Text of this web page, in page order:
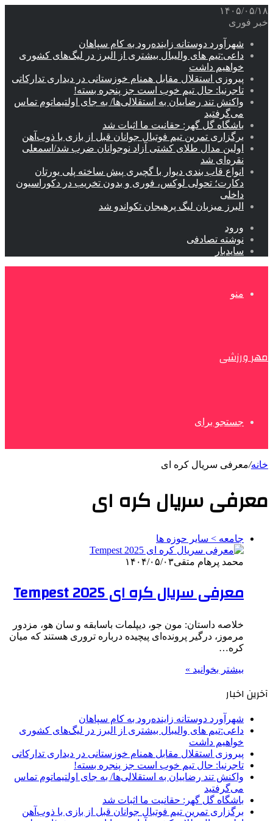
۱۴۰۵/۰۵/۱۸
خبر فوری
شهرآورد دوستانه زاینده‌رود به کام سپاهان
داعی:تیم های والیبال بیشتری از البرز در لیگ‌های کشوری
خواهیم داشت
پیروزی استقلال مقابل همنام خوزستانی در دیداری تدارکاتی
تاجرنیا: حال تیم خوب است جز پنجره بسته!
واکنش تند رضاییان به استقلالی‌ها/ به جای اولتیماتوم تماس
می‌گرفتید
باشگاه گل گهر: حقانیت ما اثبات شد
برگزاری تمرین تیم فوتبال جوانان قبل از بازی با ذوب‌آهن
اولین مدال طلای کشتی آزاد نوجوانان ضرب شد/اسمعلی
نقره‌ای شد
انواع قاب بندی دیوار با گچبری پیش ساخته پلی یورتان
دکارت؛ تحولی لوکس، فوری و بدون تخریب در دکوراسیون
داخلی
البرز میزبان لیگ پرهیجان تکواندو شد
ورود
نوشته تصادفی
سایدبار
منو
مهر ورزشی
جستجو برای
خانه/معرفی سریال کره ای
معرفی سریال کره ای
جامعه > سایر حوزه ها
محمد پرهام متقی۱۴۰۴/۰۵/۰۳
معرفی سریال کره ای Tempest 2025
خلاصه داستان: مون جو، دیپلمات باسابقه و سان هو، مزدور
مرموز، درگیر پرونده‌ای پیچیده درباره تروری هستند که میان
کره…
بیشتر بخوانید »
آخرین اخبار
شهرآورد دوستانه زاینده‌رود به کام سپاهان
داعی:تیم های والیبال بیشتری از البرز در لیگ‌های کشوری
خواهیم داشت
پیروزی استقلال مقابل همنام خوزستانی در دیداری تدارکاتی
تاجرنیا: حال تیم خوب است جز پنجره بسته!
واکنش تند رضاییان به استقلالی‌ها/ به جای اولتیماتوم تماس
می‌گرفتید
باشگاه گل گهر: حقانیت ما اثبات شد
برگزاری تمرین تیم فوتبال جوانان قبل از بازی با ذوب‌آهن